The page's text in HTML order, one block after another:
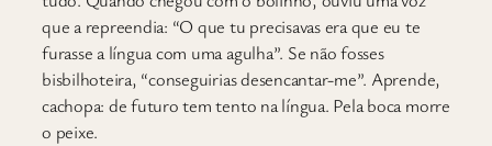
que a repreendia: “O que tu precisavas era que eu te
furasse a língua com uma agulha”. Se não fosses
bisbilhoteira, “conseguirias desencantar-me”. Aprende,
cachopa: de futuro tem tento na língua. Pela boca morre
o peixe.